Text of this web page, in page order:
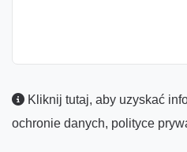
Kliknij tutaj, aby uzyskać
ochronie danych, polityce